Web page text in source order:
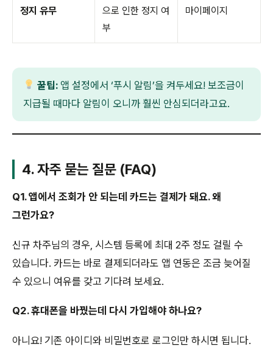
정지 유무
으로 인한 정지 여
부
마이페이지
꿀팁: 앱 설정에서 ‘푸시 알림’을 켜두세요! 보조금이
지급될 때마다 알림이 오니까 훨씬 안심되더라고요.
4. 자주 묻는 질문 (FAQ)
Q1. 앱에서 조회가 안 되는데 카드는 결제가 돼요. 왜
그런가요?
신규 차주님의 경우, 시스템 등록에 최대 2주 정도 걸릴 수
있습니다. 카드는 바로 결제되더라도 앱 연동은 조금 늦어질
수 있으니 여유를 갖고 기다려 보세요.
Q2. 휴대폰을 바꿨는데 다시 가입해야 하나요?
아니요! 기존 아이디와 비밀번호로 로그인만 하시면 됩니다.